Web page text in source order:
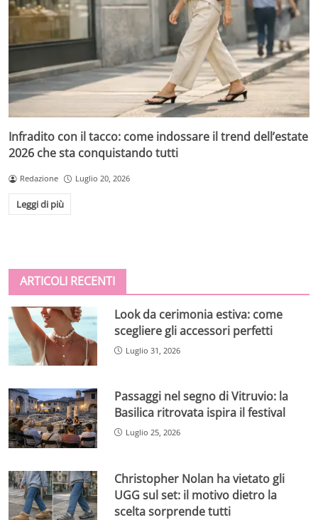
Infradito con il tacco: come indossare il trend dell’estate
2026 che sta conquistando tutti
Redazione Luglio 20, 2026
Leggi di più
ARTICOLI RECENTI
Look da cerimonia estiva: come
scegliere gli accessori perfetti
Luglio 31, 2026
Passaggi nel segno di Vitruvio: la
Basilica ritrovata ispira il festival
Luglio 25, 2026
Christopher Nolan ha vietato gli
UGG sul set: il motivo dietro la
scelta sorprende tutti